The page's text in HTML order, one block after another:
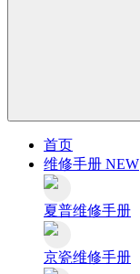
首页
维修手册 NEW
夏普维修手册
京瓷维修手册